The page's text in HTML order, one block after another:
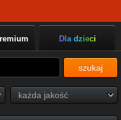
Dla dzieci
szukaj